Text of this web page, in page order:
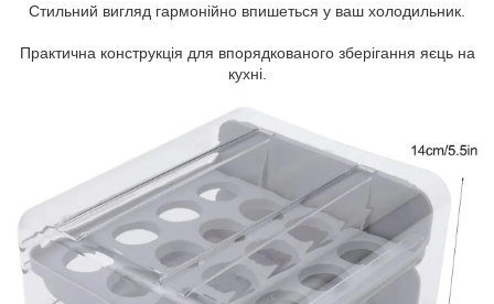
Стильний вигляд гармонійно впишеться у ваш холодильник.
Практична конструкція для впорядкованого зберігання яєць на
кухні.